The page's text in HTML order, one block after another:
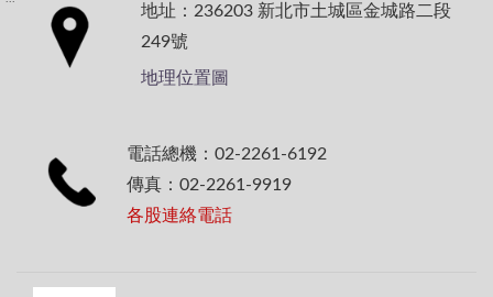
地址：236203 新北市土城區金城路二段
249號
地理位置圖
電話總機：02-2261-6192
傳真：02-2261-9919
各股連絡電話